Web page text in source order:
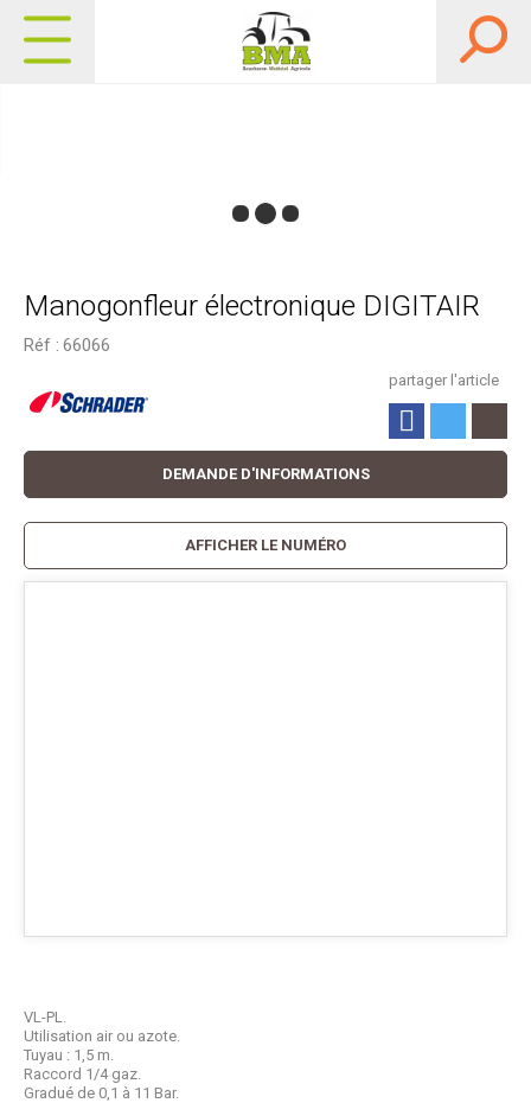
Manogonfleur électronique DIGITAIR
Réf : 66066
partager l'article
VL-PL.
Utilisation air ou azote.
Tuyau : 1,5 m.
Raccord 1/4 gaz.
Gradué de 0,1 à 11 Bar.
DEMANDE D'INFORMATIONS
AFFICHER LE NUMÉRO